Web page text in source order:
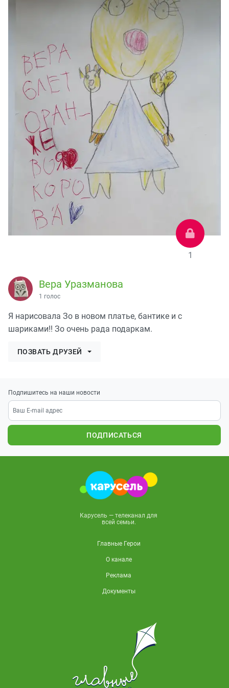
1
Вера Уразманова
1 голос
Я нарисовала Зо в новом платье, бантике и с
шариками!! Зо очень рада подаркам.
ПОЗВАТЬ ДРУЗЕЙ
Подпишитесь на наши новости
ПОДПИСАТЬСЯ
Карусель — телеканал для
всей семьи.
Главные Герои
О канале
Реклама
Документы